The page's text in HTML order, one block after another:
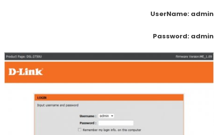
UserName: admin
Password: admin